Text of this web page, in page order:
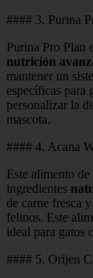
#### 3. Purina
Purina Pro Plan
nutrición
mantener un
específicas para
personalizar la
mascota.
#### 4. Acana
Este alimento
ingredientes
de carne fresca
felinos. Este
ideal para gatos
#### 5. Orijen